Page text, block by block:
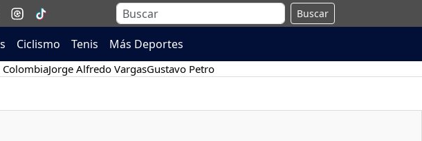
Buscar
Ciclismo Tenis Más Deportes
ColombiaJorge Alfredo VargasGustavo Petro